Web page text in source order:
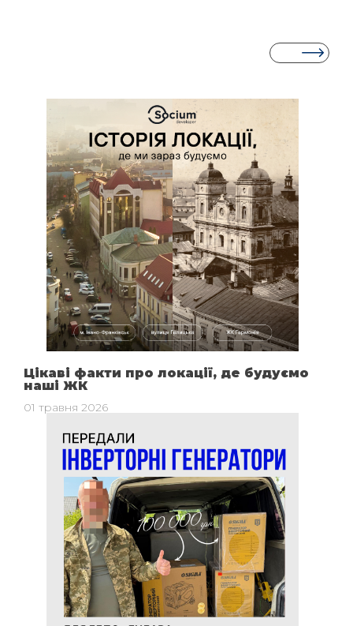
Цікаві факти про локації, де будуємо
наші ЖК
01 травня 2026